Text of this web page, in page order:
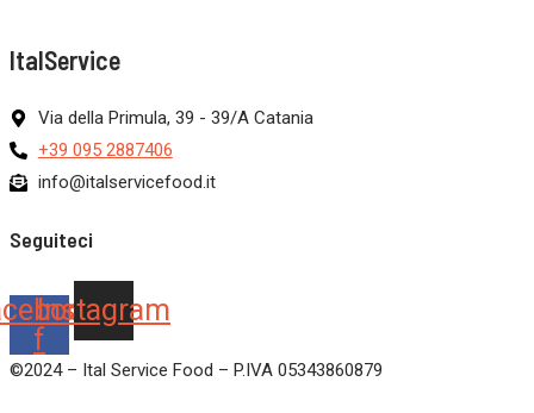
ItalService
Via della Primula, 39 - 39/A Catania
+39 095 2887406
info@italservicefood.it
Seguiteci
f
Instagram
©2024 – Ital Service Food – P.IVA 05343860879